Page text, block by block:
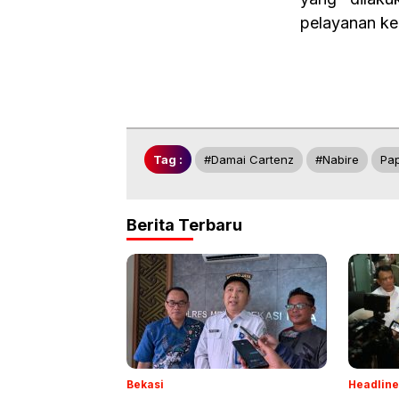
pelayanan
Tag : #damai Cartenz #nabire
Berita Terbaru
Bekasi Headline